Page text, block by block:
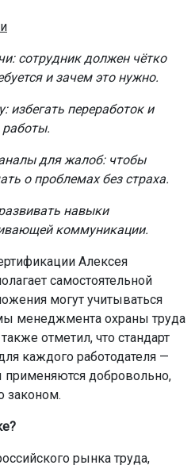
сотрудник должен чётко
и зачем это нужно.
избегать переработок и
работы.
для жалоб: чтобы
о проблемах без страха.
навыки
коммуникации.
Алексея
самостоятельной
могут учитываться
менеджмента охраны труда
отметил, что стандарт
каждого работодателя —
применяются добровольно,
законом.
рынка труда,